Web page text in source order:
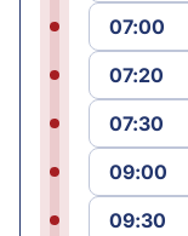
07:00
07:20
07:30
09:00
09:30